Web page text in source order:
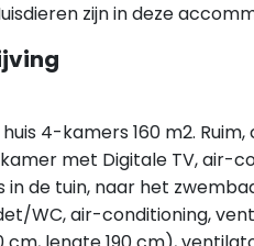
zijn in deze
4-kamers 160 m2.
met Digitale TV, air-
de tuin, naar het
WC, air-conditioning,